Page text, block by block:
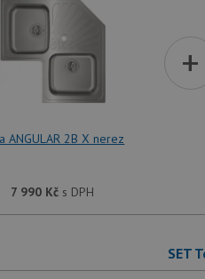
ANGULAR 2B X nerez
7 990 Kč s DPH
+
SET